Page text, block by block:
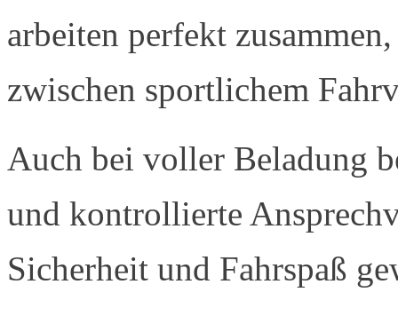
arbeiten perfekt
zwischen sportlichem
Auch bei voller Beladung
und kontrollierte
Sicherheit und Fahrspaß